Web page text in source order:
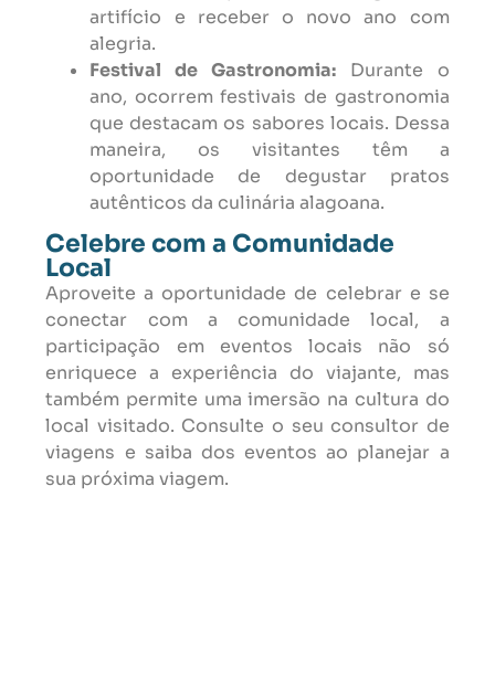
artifício e receber o novo ano com
alegria.
Festival de Gastronomia: Durante o
ano, ocorrem festivais de gastronomia
que destacam os sabores locais. Dessa
maneira, os visitantes têm a
oportunidade de degustar pratos
autênticos da culinária alagoana.
Celebre com a Comunidade
Local
Aproveite a oportunidade de celebrar e se
conectar com a comunidade local, a
participação em eventos locais não só
enriquece a experiência do viajante, mas
também permite uma imersão na cultura do
local visitado. Consulte o seu consultor de
viagens e saiba dos eventos ao planejar a
sua próxima viagem.